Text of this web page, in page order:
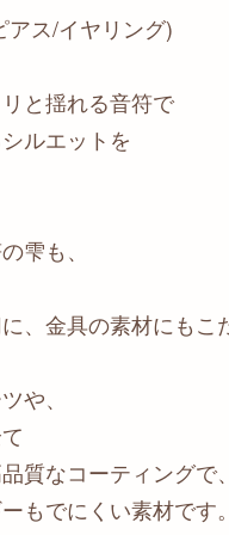
アス/イヤリング)
と揺れる音符で
ルエットを
雫も、
、金具の素材にもこ
や、
質なコーティングで、
もでにくい素材です。